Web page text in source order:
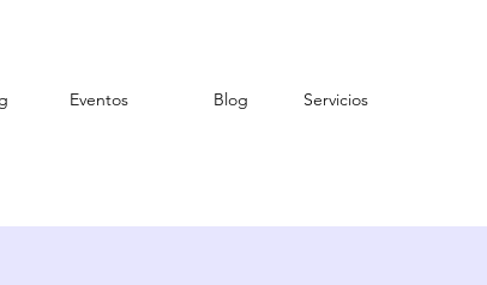
Eventos Blog Servicios